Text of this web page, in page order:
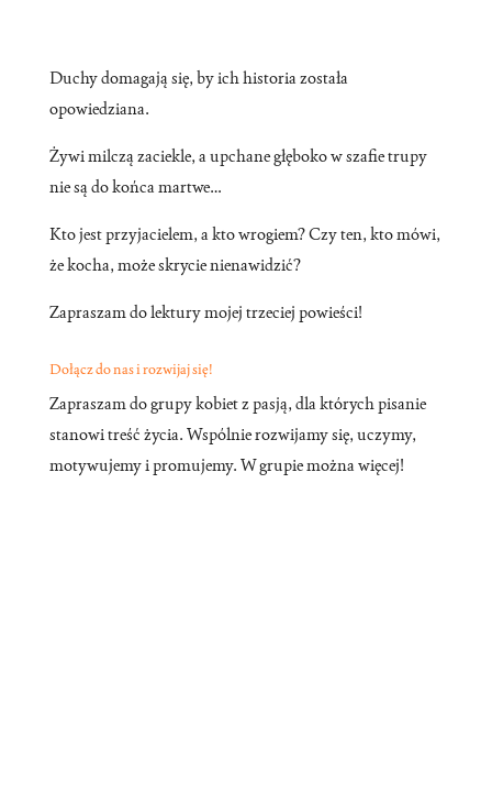
Duchy domagają się, by ich historia została
opowiedziana.
Żywi milczą zaciekle, a upchane głęboko w szafie trupy
nie są do końca martwe…
Kto jest przyjacielem, a kto wrogiem? Czy ten, kto mówi,
że kocha, może skrycie nienawidzić?
Zapraszam do lektury mojej trzeciej powieści!
Dołącz do nas i rozwijaj się!
Zapraszam do grupy kobiet z pasją, dla których pisanie
stanowi treść życia. Wspólnie rozwijamy się, uczymy,
motywujemy i promujemy. W grupie można więcej!